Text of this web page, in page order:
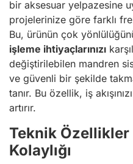
bir aksesuar yelpazesine
projelerinize göre farklı
Bu, ürünün çok
işleme ihtiyaçlarınızı
değiştirilebilen mandren
ve güvenli bir şekilde
tanır. Bu özellik, iş
artırır.
Teknik Özellikler
Kolaylığı